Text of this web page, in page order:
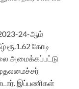
24-ஆம்
ரூ .1.62கோடி
அமைக்கப்பட்டு
இப்பணிகள்